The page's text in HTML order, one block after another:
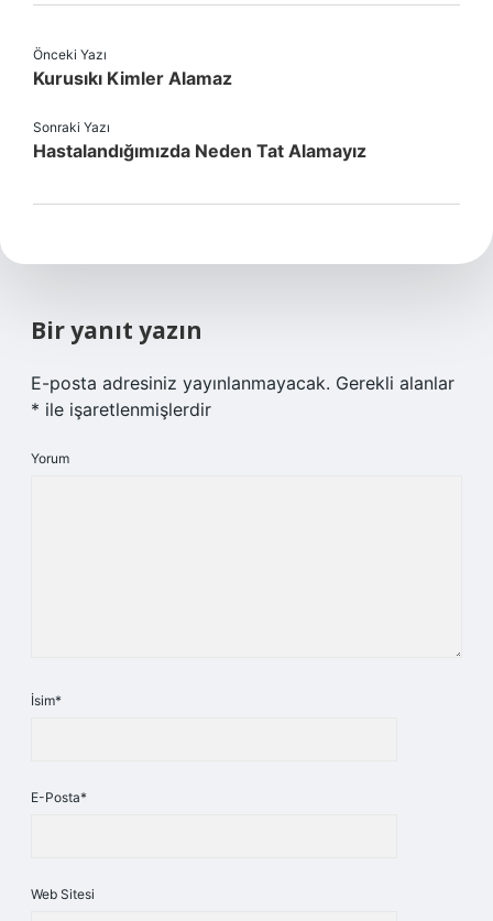
Önceki Yazı
Kurusıkı Kimler Alamaz
Sonraki Yazı
Hastalandığımızda Neden Tat Alamayız
Bir yanıt yazın
E-posta adresiniz yayınlanmayacak. Gerekli alanlar
* ile işaretlenmişlerdir
Yorum
İsim*
E-Posta*
Web Sitesi